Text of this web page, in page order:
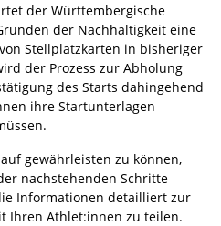
der Württembergische
der Nachhaltigkeit eine
Stellplatzkarten in bisheriger
der Prozess zur Abholung
des Starts dahingehend
ihre Startunterlagen
gewährleisten zu können,
nachstehenden Schritte
Informationen detailliert zur
Ihren Athlet:innen zu teilen.